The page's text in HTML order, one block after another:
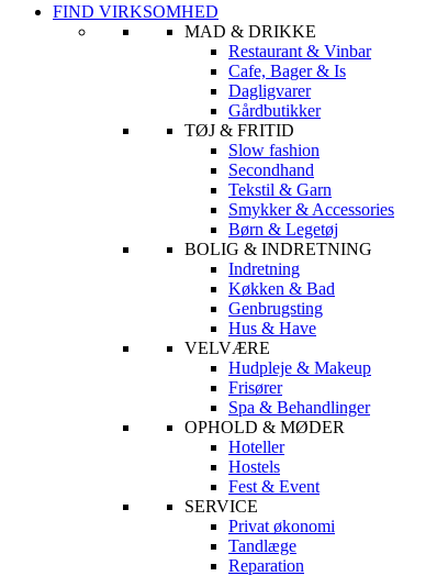
FIND VIRKSOMHED
MAD & DRIKKE
Restaurant & Vinbar
Cafe, Bager & Is
Dagligvarer
Gårdbutikker
TØJ & FRITID
Slow fashion
Secondhand
Tekstil & Garn
Smykker & Accessories
Børn & Legetøj
BOLIG & INDRETNING
Indretning
Køkken & Bad
Genbrugsting
Hus & Have
VELVÆRE
Hudpleje & Makeup
Frisører
Spa & Behandlinger
OPHOLD & MØDER
Hoteller
Hostels
Fest & Event
SERVICE
Privat økonomi
Tandlæge
Reparation